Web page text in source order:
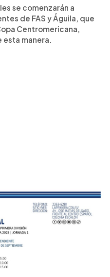
se comenzarán a
de FAS y Águila, que
Centromericana,
esta manera.